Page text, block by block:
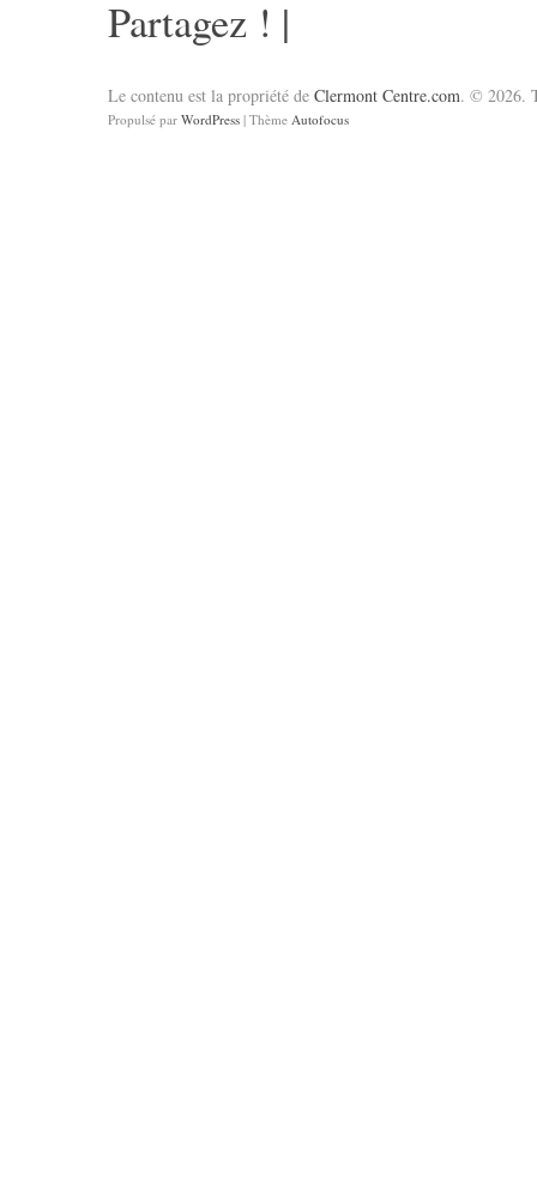
Partagez ! |
Le contenu est la propriété de Clermont Centre.com. © 2026.
Propulsé par WordPress | Thème Autofocus